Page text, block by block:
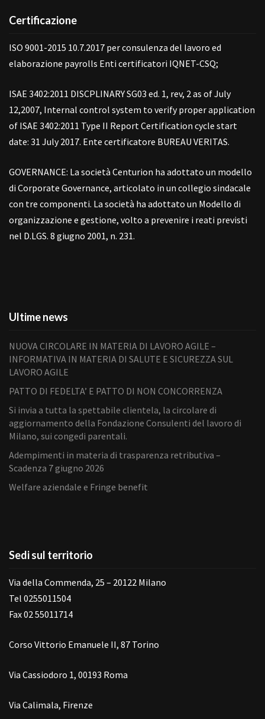
Certificazione
ISO 9001-2015 10.7.2017 per consulenza del lavoro ed
elaborazione payrolls Enti certificatori IQNET-CSQ;
ISAE 3402:2011 DISCPLINARY SG03 ed. 1, rev, 2 as of July
12,2007, Internal control system to verify proper application
of ISAE 3402:2011 Type II Report Certification cycle start
date: 31 July 2017. Ente certificatore BUREAU VERITAS.
GOVERNANCE: La società Centurion ha adottato un modello
di Corporate Governance, articolato in un collegio sindacale
con tre componenti. La società ha adottato un Modello di
organizzazione e gestione, volto a prevenire i reati previsti
nel D.LGS. 8 giugno 2001, n. 231.
Ultime news
NUOVA CIRCOLARE IN MATERIA DI LAVORO AGILE –
INFORMATIVA IN MATERIA DI SALUTE E SICUREZZA SUL
LAVORO AGILE
PATTO DI FEDELTA’ E PATTO DI NON CONCORRENZA
Si invia a tutta la spettabile clientela, la circolare di
aggiornamento della Fondazione Consulenti del lavoro di
Milano, sui congedi parentali.
Adempimenti in materia di trasparenza retributiva –
Scadenza 7 giugno 2026
Welfare aziendale e Fringe benefit
Sedi sul territorio
Via della Commenda, 25 – 20122 Milano
Tel 0255011504
Fax 02 55011714
Corso Vittorio Emanuele II, 87 Torino
Via Cassiodoro 1, 00193 Roma
Via Calimala, Firenze